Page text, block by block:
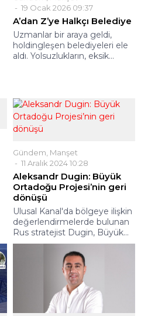
19 Ocak 2026 09:37
A’dan Z’ye Halkçı Belediye
Uzmanlar bir araya geldi,
holdingleşen belediyeleri ele
aldı. Yolsuzlukların, eksik...
Gündem, Manşet
11 Aralık 2024 10:28
Aleksandr Dugin: Büyük
Ortadoğu Projesi’nin geri
dönüşü
Ulusal Kanal'da bölgeye ilişkin
değerlendirmelerde bulunan
Rus stratejist Dugin, Büyük...